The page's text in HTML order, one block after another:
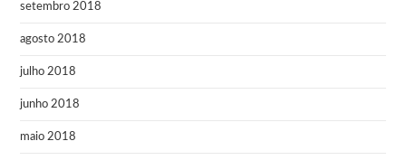
setembro 2018
agosto 2018
julho 2018
junho 2018
maio 2018